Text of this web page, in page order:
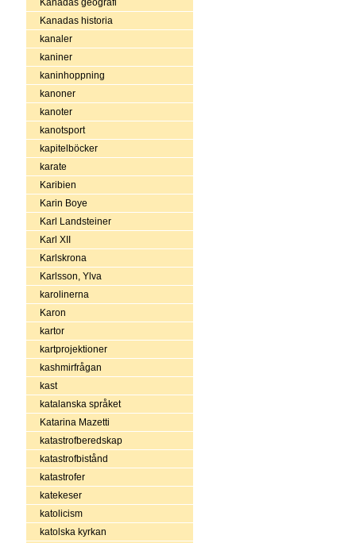
Kanadas geografi
Kanadas historia
kanaler
kaniner
kaninhoppning
kanoner
kanoter
kanotsport
kapitelböcker
karate
Karibien
Karin Boye
Karl Landsteiner
Karl XII
Karlskrona
Karlsson, Ylva
karolinerna
Karon
kartor
kartprojektioner
kashmirfrågan
kast
katalanska språket
Katarina Mazetti
katastrofberedskap
katastrofbistånd
katastrofer
katekeser
katolicism
katolska kyrkan